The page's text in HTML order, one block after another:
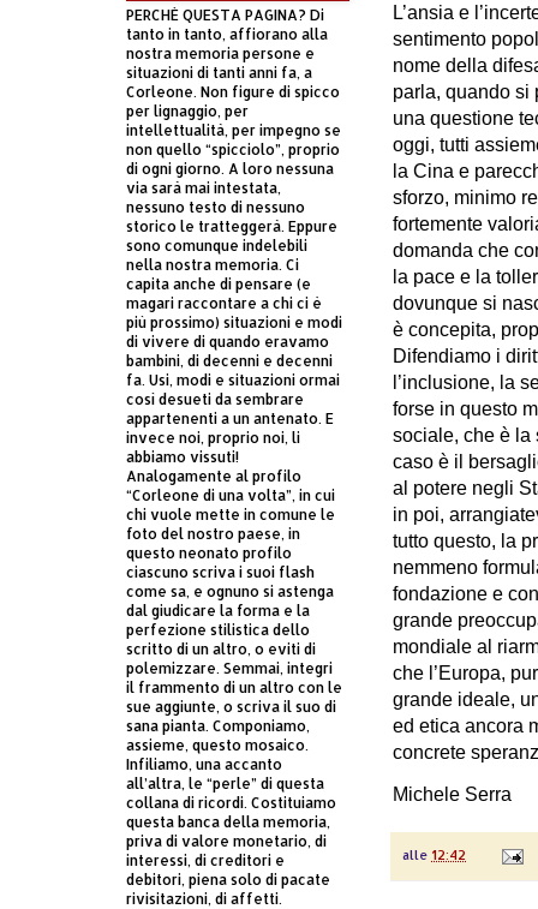
L’ansia e
sentimento
nome della
parla, quando si
una questione
oggi, tutti
la Cina e
sforzo, minimo
fortemente
domanda che
la pace e la
dovunque si
è concepita,
Difendiamo i
l’inclusione, la
forse in questo
sociale, che è la
caso è il
al potere negli
in poi,
tutto questo, la
nemmeno
fondazione e
grande
mondiale al
che l’Europa,
grande ideale,
ed etica ancora
concrete
Michele Serra
alle 12:42
PERCHÈ QUESTA PAGINA? Di
tanto in tanto, affiorano alla
nostra memoria persone e
situazioni di tanti anni fa, a
Corleone. Non figure di spicco
per lignaggio, per
intellettualità, per impegno se
non quello “spicciolo”, proprio
di ogni giorno. A loro nessuna
via sarà mai intestata,
nessuno testo di nessuno
storico le tratteggerà. Eppure
sono comunque indelebili
nella nostra memoria. Ci
capita anche di pensare (e
magari raccontare a chi ci è
più prossimo) situazioni e modi
di vivere di quando eravamo
bambini, di decenni e decenni
fa. Usi, modi e situazioni ormai
così desueti da sembrare
appartenenti a un antenato. E
invece noi, proprio noi, li
abbiamo vissuti!
Analogamente al profilo
“Corleone di una volta”, in cui
chi vuole mette in comune le
foto del nostro paese, in
questo neonato profilo
ciascuno scriva i suoi flash
come sa, e ognuno si astenga
dal giudicare la forma e la
perfezione stilistica dello
scritto di un altro, o eviti di
polemizzare. Semmai, integri
il frammento di un altro con le
sue aggiunte, o scriva il suo di
sana pianta. Componiamo,
assieme, questo mosaico.
Infiliamo, una accanto
all’altra, le “perle” di questa
collana di ricordi. Costituiamo
questa banca della memoria,
priva di valore monetario, di
interessi, di creditori e
debitori, piena solo di pacate
rivisitazioni, di affetti.